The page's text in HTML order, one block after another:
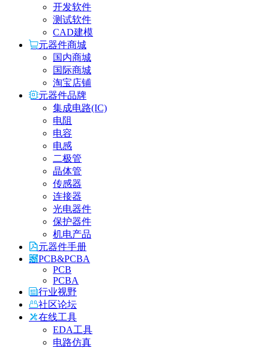
开发软件
测试软件
CAD建模
元器件商城
国内商城
国际商城
淘宝店铺
元器件品牌
集成电路(IC)
电阻
电容
电感
二极管
晶体管
传感器
连接器
光电器件
保护器件
机电产品
元器件手册
PCB&PCBA
PCB
PCBA
行业视野
社区论坛
在线工具
EDA工具
电路仿真